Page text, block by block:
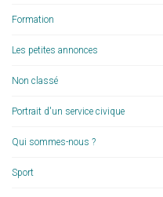
Formation
Les petites annonces
Non classé
Portrait d'un service civique
Qui sommes-nous ?
Sport